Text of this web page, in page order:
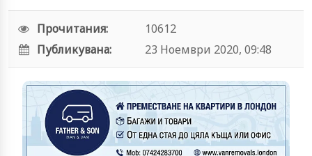
Прочитания:
10612
Публикувана:
23 Ноември 2020, 09:48